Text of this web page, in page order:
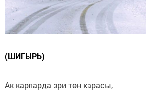
(ШИГЫРЬ)
Ак карларда эри төн карасы,